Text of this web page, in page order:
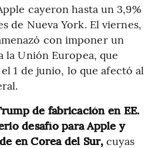
cayeron hasta un 3,9%
de Nueva York. El viernes,
con imponer un
la Unión Europea, que
1 de junio, lo que afectó al
de fabricación en EE.
desafío para Apple y
en Corea del Sur,cuyas